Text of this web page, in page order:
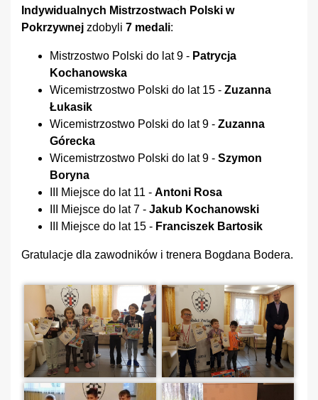
Indywidualnych Mistrzostwach Polski w
Pokrzywnej zdobyli 7 medali:
Mistrzostwo Polski do lat 9 - Patrycja
Kochanowska
Wicemistrzostwo Polski do lat 15 - Zuzanna
Łukasik
Wicemistrzostwo Polski do lat 9 - Zuzanna
Górecka
Wicemistrzostwo Polski do lat 9 - Szymon
Boryna
III Miejsce do lat 11 - Antoni Rosa
III Miejsce do lat 7 - Jakub Kochanowski
III Miejsce do lat 15 - Franciszek Bartosik
Gratulacje dla zawodników i trenera Bogdana Bodera.